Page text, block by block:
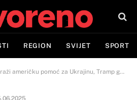
REGION SVIJET SPORT
pomoć za Ukrajinu, Tramp ga podseća kako su prošli na Dan D